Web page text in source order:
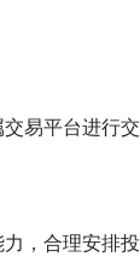
易平台进行
，合理安排